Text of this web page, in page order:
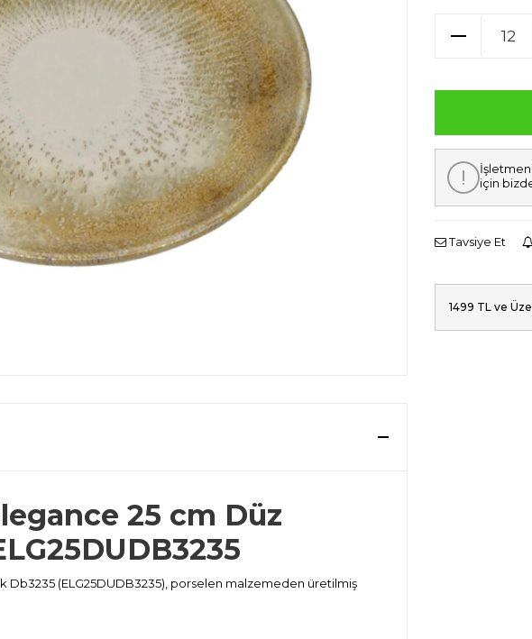
25 cm Düz
Db3235 (ELG25DUDB3235), porselen malzemeden üretilmiş
için
Tavsiye Et
1499 TL ve